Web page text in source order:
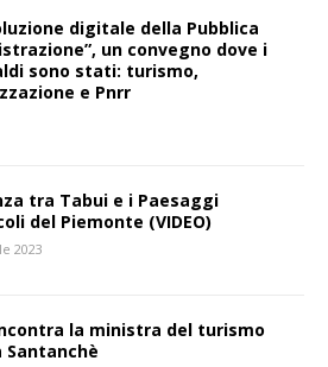
digitale della Pubblica
un convegno dove i
sono stati: turismo,
e Pnrr
tra Tabui e i Paesaggi
del Piemonte (VIDEO)
2023
la ministra del turismo
Santanchè